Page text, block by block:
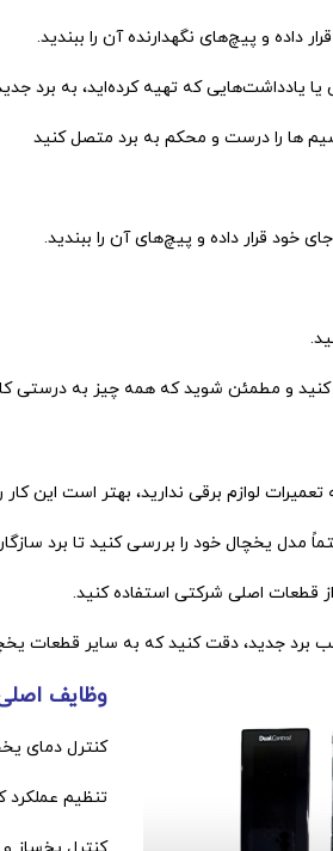
داده و پیچ‌های نگهدارنده آن را ببندید.
یادداشت‌هایی که تهیه کرده‌اید، به برد
ها را درست و محکم به برد متصل کنید
خود قرار داده و پیچ‌های آن را ببندید.
کنید و مطمئن شوید که همه چیز به درستی
تعمیرات لوازم برقی ندارید، بهتر است این
مدل یخچال خود را بررسی کنید تا برد
قطعات اصلی شرکتی استفاده کنید.
برد جدید، دقت کنید که به سایر قطعات
وظایف
کنترل دمای
تنظیم عملکرد